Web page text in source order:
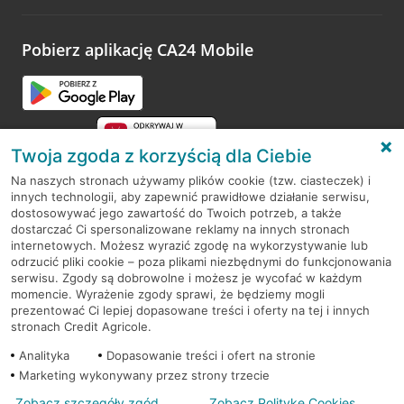
opinie.
Pobierz aplikację CA24 Mobile
RODO
Regulamin serwisu
Mapa serwisu
PolitykaCookies
Twoja zgoda z korzyścią dla Ciebie
Na naszych stronach używamy plików cookie (tzw. ciasteczek) i
innych technologii, aby zapewnić prawidłowe działanie serwisu,
dostosowywać jego zawartość do Twoich potrzeb, a także
dostarczać Ci spersonalizowane reklamy na innych stronach
internetowych. Możesz wyrazić zgodę na wykorzystywanie lub
odrzucić pliki cookie – poza plikami niezbędnymi do funkcjonowania
serwisu. Zgody są dobrowolne i możesz je wycofać w każdym
momencie. Wyrażenie zgody sprawi, że będziemy mogli
prezentować Ci lepiej dopasowane treści i oferty na tej i innych
stronach Credit Agricole.
Analityka
Dopasowanie treści i ofert na stronie
Marketing wykonywany przez strony trzecie